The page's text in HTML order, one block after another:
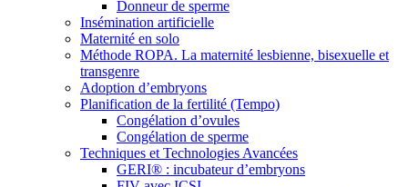
Donneur de sperme
Insémination artificielle
Maternité en solo
Méthode ROPA. La maternité lesbienne, bisexuelle et
transgenre
Adoption d’embryons
Planification de la fertilité (Tempo)
Congélation d’ovules
Congélation de sperme
Techniques et Technologies Avancées
GERI® : incubateur d’embryons